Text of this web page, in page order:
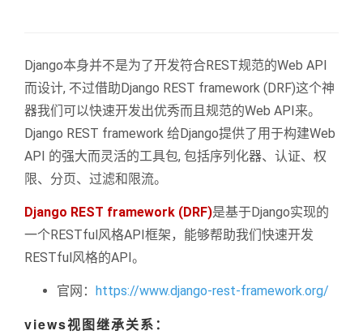
Django本身并不是为了开发符合REST规范的Web API
而设计, 不过借助Django REST framework (DRF)这个神
器我们可以快速开发出优秀而且规范的Web API来。
Django REST framework 给Django提供了用于构建Web
API 的强大而灵活的工具包, 包括序列化器、认证、权
限、分页、过滤和限流。
Django REST framework (DRF)是基于Django实现的
一个RESTful风格API框架，能够帮助我们快速开发
RESTful风格的API。
官网： https://www.django-rest-framework.org/
views视图继承关系：